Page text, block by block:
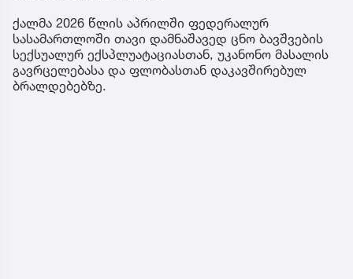
ქალმა 2026 წლის აპრილში ფედერალურ
სასამართლოში თავი დამნაშავედ ცნო ბავშვების
სექსუალურ ექსპლუატაციასთან, უკანონო მასალის
გავრცელებასა და ფლობასთან დაკავშირებულ
ბრალდებებზე.